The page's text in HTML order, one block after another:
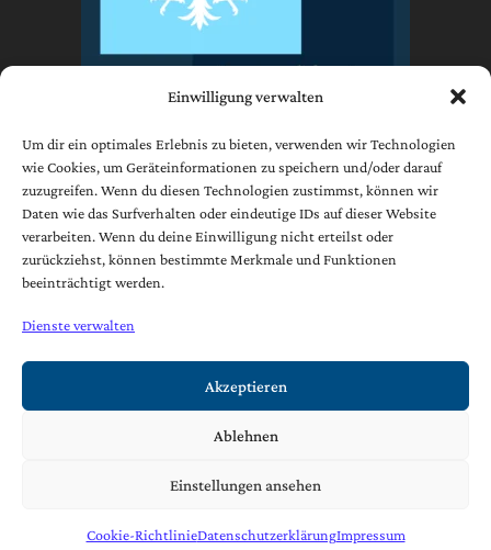
Einwilligung verwalten
Um dir ein optimales Erlebnis zu bieten, verwenden wir Technologien
wie Cookies, um Geräteinformationen zu speichern und/oder darauf
zuzugreifen. Wenn du diesen Technologien zustimmst, können wir
Daten wie das Surfverhalten oder eindeutige IDs auf dieser Website
verarbeiten. Wenn du deine Einwilligung nicht erteilst oder
zurückziehst, können bestimmte Merkmale und Funktionen
beeinträchtigt werden.
Dienste verwalten
Akzeptieren
Ablehnen
Einstellungen ansehen
Cookie-RichtlinieDatenschutzerklärungImpressum
Impressum
Datenschutzerklärung
AGB
[borlabs-cookie type="btn-cookie-preference" title="Widerruf /
Änderung Datenschutzeinstellungen" element="link"/]